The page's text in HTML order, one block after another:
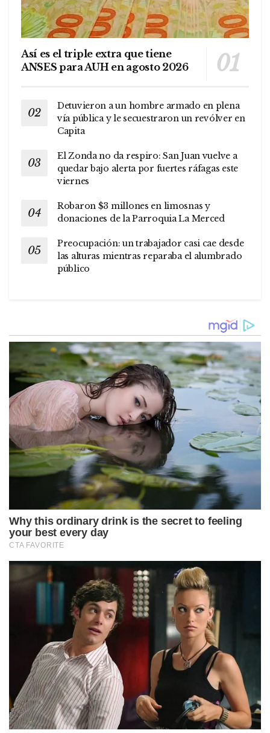
Así es el triple extra que tiene
ANSES para AUH en agosto 2026
Detuvieron a un hombre armado en plena
vía pública y le secuestraron un revólver en
Capita
El Zonda no da respiro: San Juan vuelve a
quedar bajo alerta por fuertes ráfagas este
viernes
Robaron $3 millones en limosnas y
donaciones de la Parroquia La Merced
Preocupación: un trabajador casi cae desde
las alturas mientras reparaba el alumbrado
público